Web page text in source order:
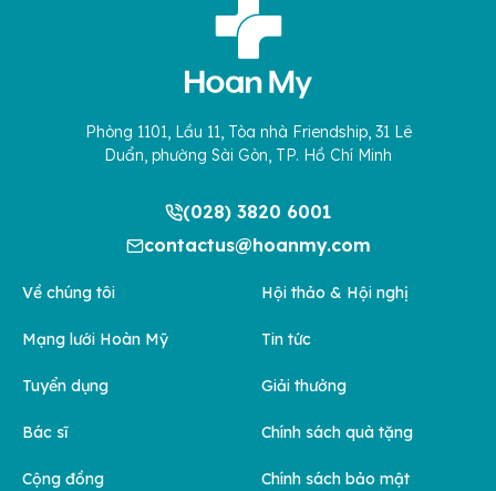
Phòng 1101, Lầu 11, Tòa nhà Friendship, 31 Lê
Duẩn, phường Sài Gòn, TP. Hồ Chí Minh
(028) 3820 6001
contactus@hoanmy.com
Về chúng tôi
Mạng lưới Hoàn Mỹ
Tuyển dụng
Bác sĩ
Cộng đồng
Hội thảo & Hội nghị
Tin tức
Giải thưởng
Chính sách quà tặng
Chính sách bảo mật